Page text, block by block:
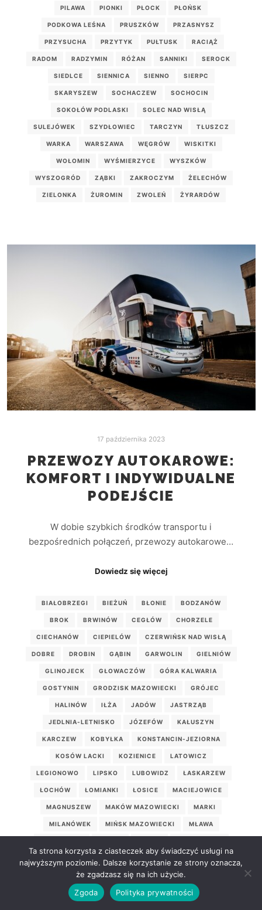
PILAWA PIONKI PŁOCK PŁOŃSK
PODKOWA LEŚNA PRUSZKÓW PRZASNYSZ
PRZYSUCHA PRZYTYK PUŁTUSK RACIĄŻ
RADOM RADZYMIN RÓŻAN SANNIKI SEROCK
SIEDLCE SIENNICA SIENNO SIERPC
SKARYSZEW SOCHACZEW SOCHOCIN
SOKOŁÓW PODLASKI SOLEC NAD WISŁĄ
SULEJÓWEK SZYDŁOWIEC TARCZYN TŁUSZCZ
WARKA WARSZAWA WĘGRÓW WISKITKI
WOŁOMIN WYŚMIERZYCE WYSZKÓW
WYSZOGRÓD ZĄBKI ZAKROCZYM ŻELECHÓW
ZIELONKA ŻUROMIN ZWOLEŃ ŻYRARDÓW
17 października 2023
PRZEWOZY AUTOKAROWE:
KOMFORT I INDYWIDUALNE
PODEJŚCIE
W dobie szybkich środków transportu i
bezpośrednich połączeń, przewozy autokarowe…
Dowiedz się więcej
BIAŁOBRZEGI BIEŻUŃ BŁONIE BODZANÓW
BROK BRWINÓW CEGŁÓW CHORZELE
CIECHANÓW CIEPIELÓW CZERWIŃSK NAD WISŁĄ
DOBRE DROBIN GĄBIN GARWOLIN GIELNIÓW
GLINOJECK GŁOWACZÓW GÓRA KALWARIA
GOSTYNIN GRODZISK MAZOWIECKI GRÓJEC
HALINÓW IŁŻA JADÓW JASTRZĄB
JEDLNIA-LETNISKO JÓZEFÓW KAŁUSZYN
KARCZEW KOBYŁKA KONSTANCIN-JEZIORNA
KOSÓW LACKI KOZIENICE LATOWICZ
LEGIONOWO LIPSKO LUBOWIDZ ŁASKARZEW
ŁOCHÓW ŁOMIANKI ŁOSICE MACIEJOWICE
MAGNUSZEW MAKÓW MAZOWIECKI MARKI
MILANÓWEK MIŃSK MAZOWIECKI MŁAWA
MYSZYNIEC NOWE MIASTO
NOWE MIASTO NAD PILICĄ NOWY DWÓR MAZOWIECKI
ODRZYWÓŁ OSIECK OSTROŁĘKA
Ta strona korzysta z ciasteczek aby świadczyć usługi na
najwyższym poziomie. Dalsze korzystanie ze strony oznacza,
że zgadzasz się na ich użycie.
Zgoda
Polityka prywatności